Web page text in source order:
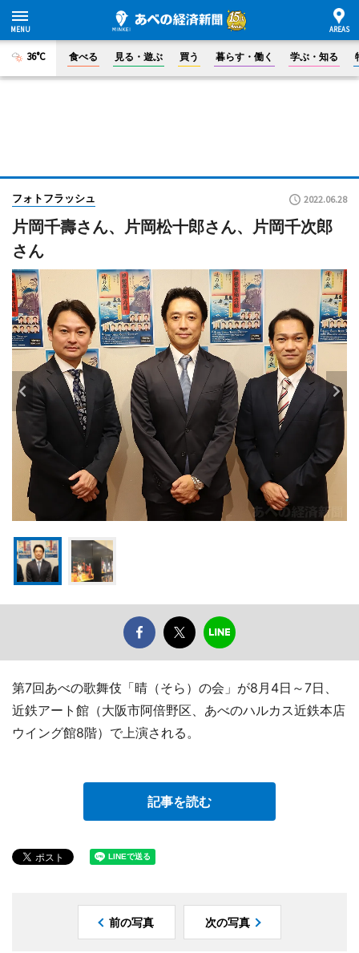
36°C 食べる 見る・遊ぶ 買う 暮らす・働く 学ぶ・知る
フォトフラッシュ 2022.06.28
片岡千壽さん、片岡松十郎さん、片岡千次郎
さん
第7回あべの歌舞伎「晴（そら）の会」が8月4日～7日、
近鉄アート館（大阪市阿倍野区、あべのハルカス近鉄本店
ウイング館8階）で上演される。
記事を読む
前の写真 次の写真